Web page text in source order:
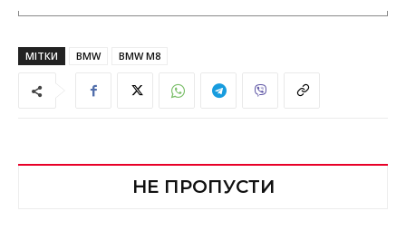
МІТКИ BMW BMW M8
НЕ ПРОПУСТИ